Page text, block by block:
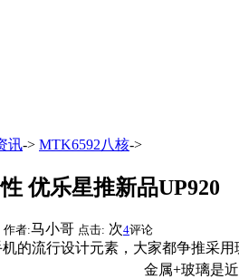
讯-> MTK6592八核->
优乐星推新品UP920
作者:马小哥 点击: 次4评论
的流行设计元素，大家都争推采
金属+玻璃是